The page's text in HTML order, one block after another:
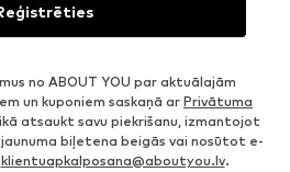
no ABOUT YOU par aktuālajām
un kuponiem saskaņā ar Privātuma
atsaukt savu piekrišanu, izmantojot
biļetena beigās vai nosūtot e-
klientuapkalposana@aboutyou.lv.